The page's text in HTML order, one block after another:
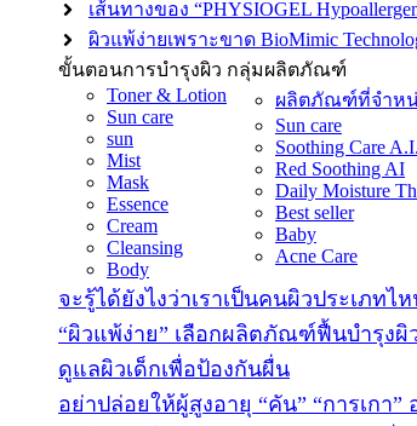
เส้นทางของ “PHYSIOGEL
ผิวแพ้ง่ายเพราะขาด BioMimic
ขั้นตอนการบำรุงผิว
Toner & Lotion
Sun care
sun
Mist
Mask
Essence
Cream
Cleansing
Body
กลุ่มผลิตภัณฑ์
ผลิตภัณฑ์ที่จำหน่
Sun care
Soothing Care A.I.
Red Soothing AI
Daily Moisture
Best seller
Baby
Acne Care
จะรู้ได้ยังไงว่าเราเป็นคนผิวประเภท
“ผิวแพ้ง่าย” เลือกผลิตภัณฑ์ฟื้นบำรุงผิ
ดูแลผิวเด็กเพื่อป้องกันผื่น
อย่าปล่อยให้ผู้สูงอายุ “คัน” “การเกา”